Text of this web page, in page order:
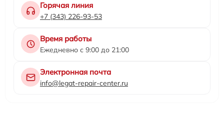
Горячая линия
+7 (343) 226-93-53
Время работы
Ежедневно с 9:00 до 21:00
Электронная почта
info@legat-repair-center.ru